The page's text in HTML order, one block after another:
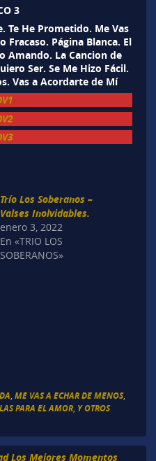
3
Te He Prometido. Me Vas
Fracaso. Página Blanca. El
Amando. La Cancion de
Ser. Se Me Hizo Fácil.
Vas a Acordarte de Mí
Trío Los Soberanos –
Valses Inolvidables.
enero 3, 2022
En «TRIO LOS
SOBERANOS»
ME VAS A ECHAR DE MENOS,
PARA EL AMOR, Y OTROS
Los Mejores Momentos